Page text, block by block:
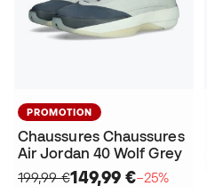
PROMOTION
Chaussures Chaussures
Air Jordan 40 Wolf Grey
199,99 €149,99 €−25%